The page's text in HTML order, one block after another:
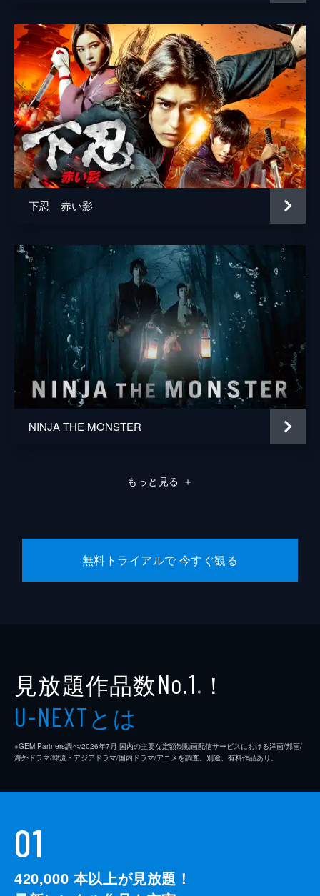
下忍 赤い影
NINJA THE MONSTER
もっと見る ＋
無料トライアルで 今すぐ観る
見放題作品数No.1 ※ ！
U-NEXTとは
※GEM Partners調べ/2026年7⽉ 国内の主要な定額制動画配信サービスにおける洋画/邦画/
海外ドラマ/韓流・アジアドラマ/国内ドラマ/アニメを調査。別途、有料作品あり。
01
420,000 本以上が見放題！